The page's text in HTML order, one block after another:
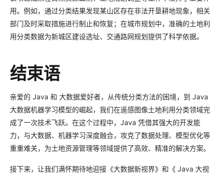
用。例如，通过分类结果发现某山区存在非法开垦耕地现象，相关
部门及时采取措施进行制止和恢复；在城市规划中，准确的土地利
用分类数据为新城区建设选址、交通路网规划提供了科学依据。
结束语
亲爱的 Java 和 大数据爱好者，从传统分类方法的困境，到 Java
大数据机器学习模型的崛起，我们在遥感图像土地利用分类领域完
成了一次技术飞跃。在这个过程中，Java 凭借其强大的开发能
力，与大数据、机器学习深度融合，攻克了数据处理、模型优化等
重重难关，为土地资源管理等领域提供了高效、精准的解决方案。
接下来，让我们满怀期待地迎接《大数据新视界》和《 Java 大视